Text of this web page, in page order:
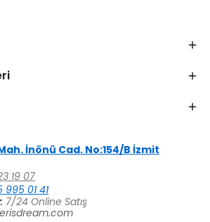
İnönü Cad. No:154/B İzmit
19 07
01 41
7/24 Online Satış